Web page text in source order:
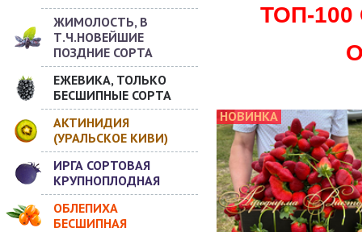
ЖИМОЛОСТЬ, В
Т.Ч.НОВЕЙШИЕ
ПОЗДНИЕ СОРТА
ЕЖЕВИКА, ТОЛЬКО
БЕСШИПНЫЕ СОРТА
АКТИНИДИЯ
(УРАЛЬСКОЕ КИВИ)
ИРГА СОРТОВАЯ
КРУПНОПЛОДНАЯ
ОБЛЕПИХА
БЕСШИПНАЯ
ТОП-
НОВИНКА